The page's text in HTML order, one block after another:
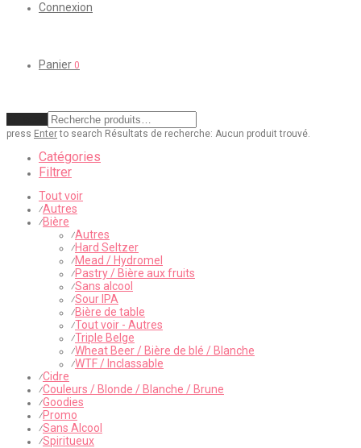
Connexion
Panier 0
press Enterto search Résultats de recherche: Aucun produit trouvé.
Catégories
Filtrer
Tout voir
⁄Autres
⁄Bière
⁄Autres
⁄Hard Seltzer
⁄Mead / Hydromel
⁄Pastry / Bière aux fruits
⁄Sans alcool
⁄Sour IPA
⁄Bière de table
⁄Tout voir - Autres
⁄Triple Belge
⁄Wheat Beer / Bière de blé / Blanche
⁄WTF / Inclassable
⁄Cidre
⁄Couleurs / Blonde / Blanche / Brune
⁄Goodies
⁄Promo
⁄Sans Alcool
⁄Spiritueux